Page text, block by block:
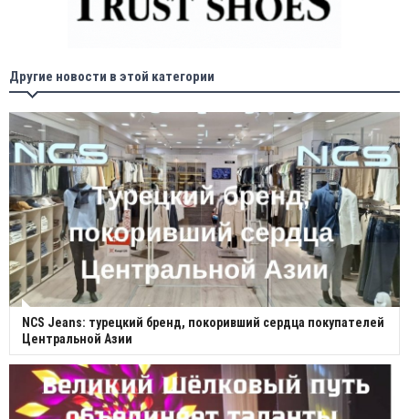
Другие новости в этой категории
NCS Jeans: турецкий бренд, покоривший сердца покупателей
Центральной Азии